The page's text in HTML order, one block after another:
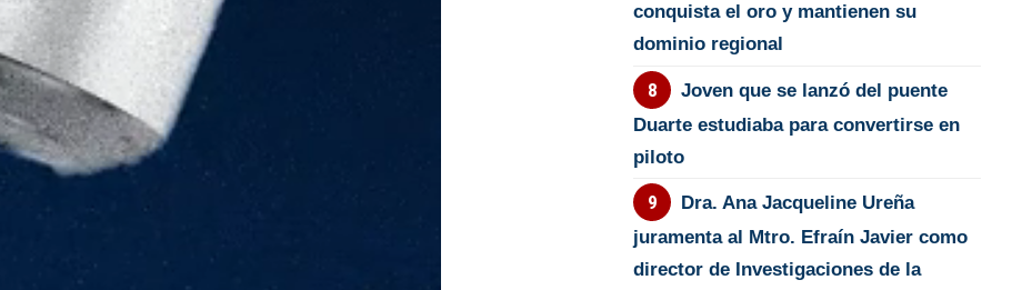
conquista el oro y mantienen su
dominio regional
Joven que se lanzó del puente
Duarte estudiaba para convertirse en
piloto
Dra. Ana Jacqueline Ureña
juramenta al Mtro. Efraín Javier como
director de Investigaciones de la